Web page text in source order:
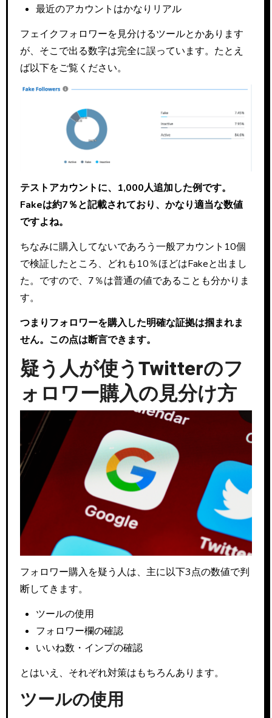
最近のアカウントはかなりリアル
フェイクフォロワーを見分けるツールとかあります
が、そこで出る数字は完全に誤っています。たとえ
ば以下をご覧ください。
テストアカウントに、1,000人追加した例です。
Fakeは約7％と記載されており、かなり適当な数値
ですよね。
ちなみに購入してないであろう一般アカウント10個
で検証したところ、どれも10％ほどはFakeと出まし
た。ですので、7％は普通の値であることも分かりま
す。
つまりフォロワーを購入した明確な証拠は掴まれま
せん。この点は断言できます。
疑う人が使うTwitterのフ
ォロワー購入の見分け方
フォロワー購入を疑う人は、主に以下3点の数値で判
断してきます。
ツールの使用
フォロワー欄の確認
いいね数・インプの確認
とはいえ、それぞれ対策はもちろんあります。
ツールの使用